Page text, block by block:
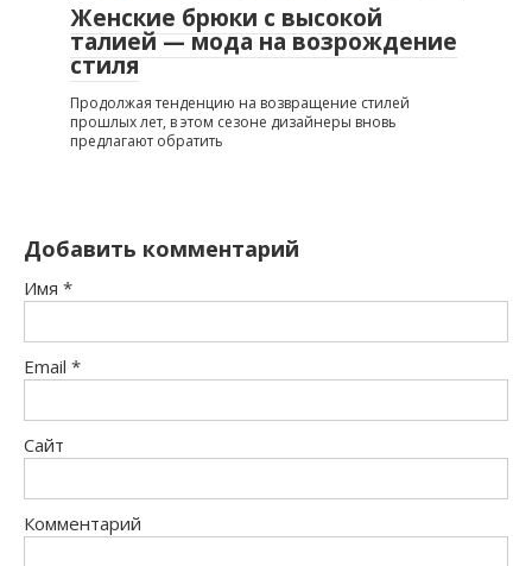
Женские брюки с высокой
талией — мода на возрождение
стиля
Продолжая тенденцию на возвращение стилей
прошлых лет, в этом сезоне дизайнеры вновь
предлагают обратить
Добавить комментарий
Имя *
Email *
Сайт
Комментарий